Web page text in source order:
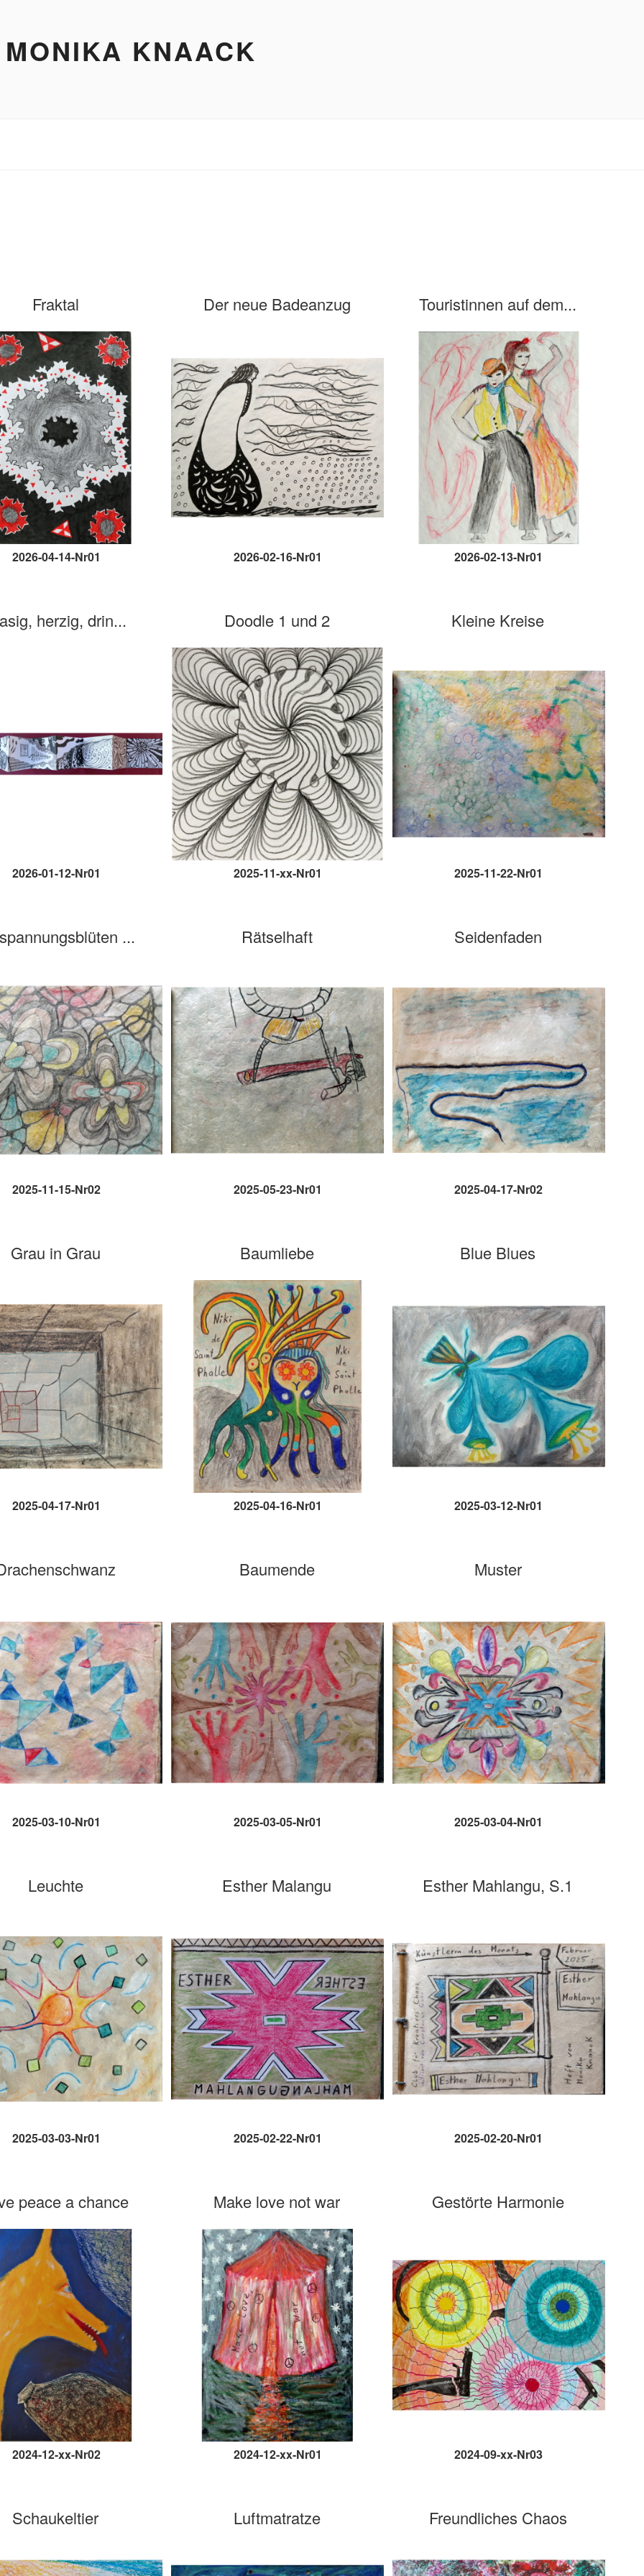
KNAACK
Fraktal
2026-04-14-Nr01
Der neue Badeanzug
2026-02-16-Nr01
Touristinnen auf dem...
2026-02-13-Nr01
herzig, drin...
2026-01-12-Nr01
Doodle 1 und 2
2025-11-xx-Nr01
Kleine Kreise
2025-11-22-Nr01
...
2025-11-15-Nr02
Rätselhaft
2025-05-23-Nr01
Seidenfaden
2025-04-17-Nr02
Grau in Grau
2025-04-17-Nr01
Baumliebe
2025-04-16-Nr01
Blue Blues
2025-03-12-Nr01
2025-03-10-Nr01
Baumende
2025-03-05-Nr01
Muster
2025-03-04-Nr01
Leuchte
2025-03-03-Nr01
Esther Malangu
2025-02-22-Nr01
Esther Mahlangu, S.1
2025-02-20-Nr01
peace a chance
2024-12-xx-Nr02
Make love not war
2024-12-xx-Nr01
Gestörte Harmonie
2024-09-xx-Nr03
Schaukeltier Luftmatratze Freundliches Chaos